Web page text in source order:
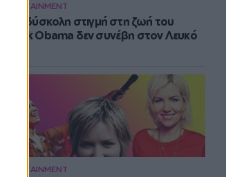
ENTERTAINMENT
Η πιο δύσκολη στιγμή στη ζωή του
Barack Obama δεν συνέβη στον Λευκό
ENTERTAINMENT